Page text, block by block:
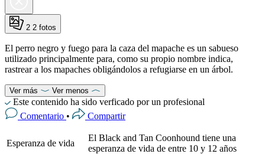
2 2 fotos
El perro negro y fuego para la caza del mapache es un sabueso
utilizado principalmente para, como su propio nombre indica,
rastrear a los mapaches obligándolos a refugiarse en un árbol.
Ver más Ver menos
Este contenido ha sido verficado por un profesional
Comentario • Compartir
Esperanza de vida
El Black and Tan Coonhound tiene una
esperanza de vida de entre 10 y 12 años